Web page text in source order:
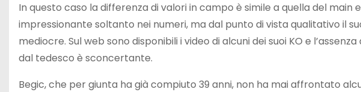
In questo caso la differenza di valori in campo è simile a quella del main
impressionante soltanto nei numeri, ma dal punto di vista qualitativo il
mediocre. Sul web sono disponibili i video di alcuni dei suoi KO e
dal tedesco è sconcertante.
Begic, che per giunta ha già compiuto 39 anni, non ha mai affrontato